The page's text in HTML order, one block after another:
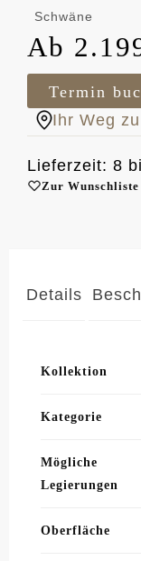
Schwäne
Termin
Ihr Weg
Lieferzeit: 8
Zur
Details
Kollektion
Kategorie
Mögliche
Legierungen
Oberfläche